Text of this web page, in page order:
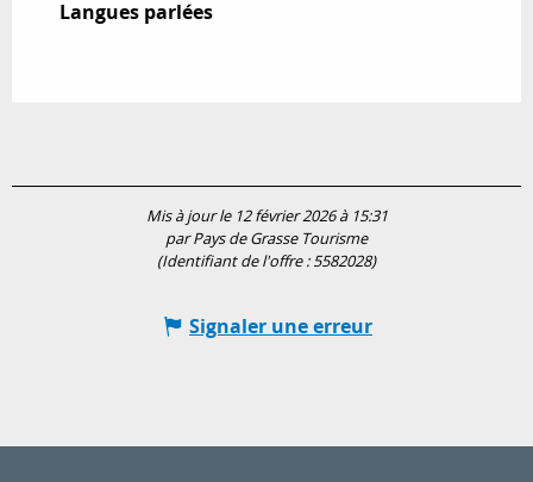
Langues parlées
Langues parlées
Mis à jour le 12 février 2026 à 15:31
par Pays de Grasse Tourisme
(Identifiant de l'offre :5582028)
Signaler une erreur